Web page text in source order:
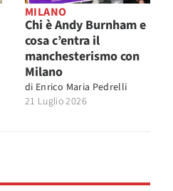
MILANO
Chi è Andy Burnham e
cosa c’entra il
manchesterismo con
Milano
di Enrico Maria Pedrelli
21 Luglio 2026